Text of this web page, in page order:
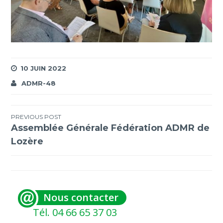
10 JUIN 2022
ADMR-48
Navigation
de
PREVIOUS POST
Assemblée Générale Fédération ADMR de
Lozère
Nous contacter
Tél. 04 66 65 37 03